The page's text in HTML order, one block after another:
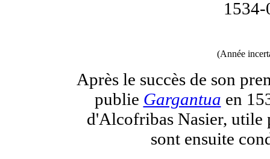
(Année
Après le succès de son
publie Gargantua en
d'Alcofribas Nasier, utile
sont ensuite